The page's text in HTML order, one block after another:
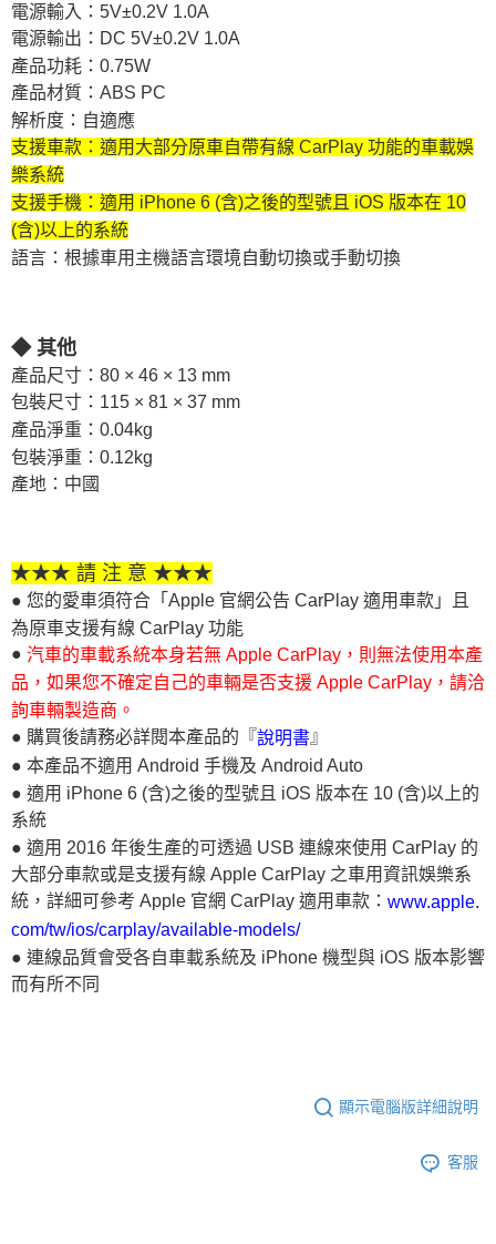
電源輸入：5V±0.2V 1.0A
電源輸出：DC 5V±0.2V 1.0A
產品功耗：0.75W
產品材質：ABS PC
解析度：自適應
支援車款：適用大部分原車自帶有線 CarPlay 功能的車載娛
樂系統
支援手機：適用 iPhone 6 (含)之後的型號且 iOS 版本在 10
(含)以上的系統
語言：根據車用主機語言環境自動切換或手動切換
◆ 其他
產品尺寸：80 × 46 × 13 mm
包裝尺寸：115 × 81 × 37 mm
產品淨重：0.04kg
包裝淨重：0.12kg
產地：中國
★★★ 請 注 意 ★★★
● 您的愛車須符合「Apple 官網公告 CarPlay 適用車款」且
為原車支援有線 CarPlay 功能
● 汽車的車載系統本身若無 Apple CarPlay，則無法使用本產
品，如果您不確定自己的車輛是否支援 Apple CarPlay，請洽
詢車輛製造商。
● 購買後請務必詳閱本產品的『說明書』
● 本產品不適用 Android 手機及 Android Auto
● 適用 iPhone 6 (含)之後的型號且 iOS 版本在 10 (含)以上的
系統
● 適用 2016 年後生產的可透過 USB 連線來使用 CarPlay 的
大部分車款或是支援有線 Apple CarPlay 之車用資訊娛樂系
統，詳細可參考 Apple 官網 CarPlay 適用車款： www.apple.
com/tw/ios/carplay/available-models/
● 連線品質會受各自車載系統及 iPhone 機型與 iOS 版本影響
而有所不同
顯示電腦版詳細說明
客服